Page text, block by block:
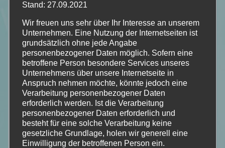
Stand: 27.09.2021
Wir freuen uns sehr über Ihr Interesse an unserem
Unternehmen. Eine Nutzung der Internetseiten ist
grundsätzlich ohne jede Angabe
personenbezogener Daten möglich. Sofern eine
betroffene Person besondere Services unseres
Unternehmens über unsere Internetseite in
Anspruch nehmen möchte, könnte jedoch eine
Verarbeitung personenbezogener Daten
erforderlich werden. Ist die Verarbeitung
personenbezogener Daten erforderlich und
besteht für eine solche Verarbeitung keine
gesetzliche Grundlage, holen wir generell eine
Einwilligung der betroffenen Person ein.